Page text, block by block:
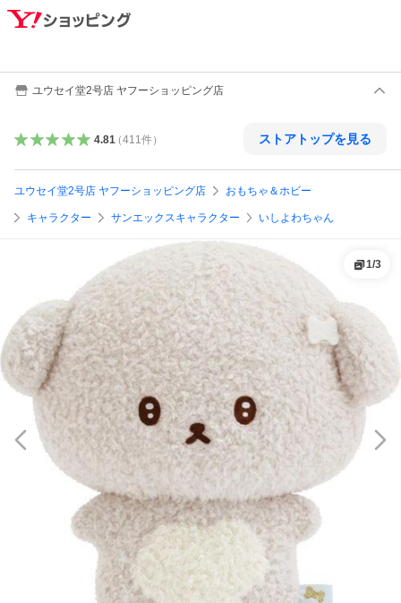
ユウセイ堂2号店 ヤフーショッピング店
4.81（411件） ストアトップを見る
ユウセイ堂2号店 ヤフーショッピング店 おもちゃ＆ホビー
キャラクター サンエックスキャラクター いしよわちゃん
1/3